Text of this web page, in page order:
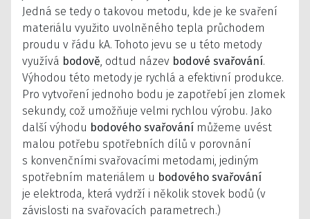
Jedná se tedy o takovou metodu, kde je ke svaření
materiálu využito uvolněného tepla průchodem
proudu v řádu kA. Tohoto jevu se u této metody
využívá bodově , odtud název bodové svařování.
Výhodou této metody je rychlá a efektivní produkce.
Pro vytvoření jednoho bodu je zapotřebí jen zlomek
sekundy, což umožňuje velmi rychlou výrobu. Jako
další výhodu bodového svařování můžeme uvést
malou potřebu spotřebních dílů v porovnání
s konvenčními svařovacími metodami, jediným
spotřebním materiálem u bodového svařování
je elektroda, která vydrží i několik stovek bodů (v
závislosti na svařovacích parametrech.)